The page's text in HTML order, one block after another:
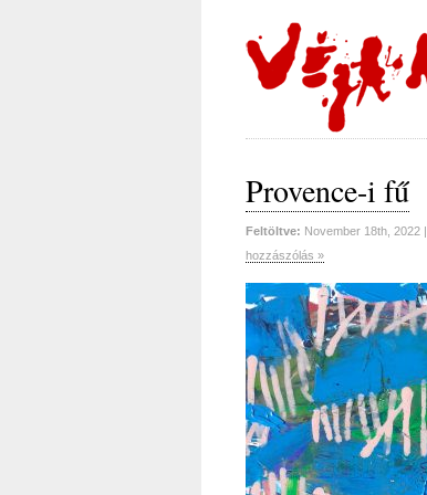
Provence-i fű
Feltöltve: November 18th, 2022 |
hozzászólás »